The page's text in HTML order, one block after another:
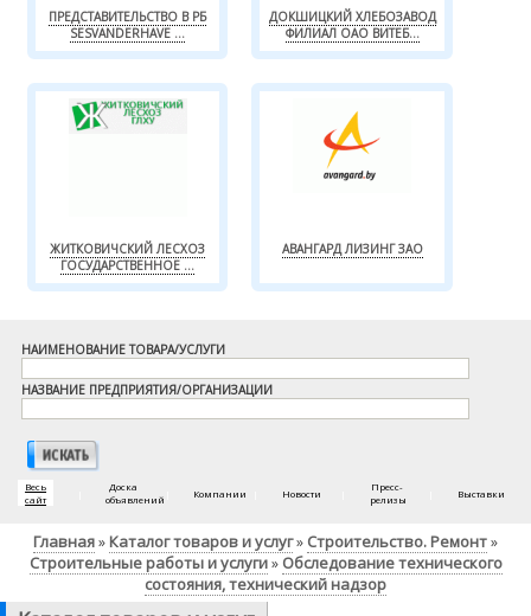
ПРЕДСТАВИТЕЛЬСТВО В РБ
SESVANDERHAVE ...
ДОКШИЦКИЙ ХЛЕБОЗАВОД
ФИЛИАЛ ОАО ВИТЕБ...
ЖИТКОВИЧСКИЙ ЛЕСХОЗ
ГОСУДАРСТВЕННОЕ ...
АВАНГАРД ЛИЗИНГ ЗАО
НАИМЕНОВАНИЕ ТОВАРА/УСЛУГИ
НАЗВАНИЕ ПРЕДПРИЯТИЯ/ОРГАНИЗАЦИИ
Весь
сайт
Доска
объявлений
Компании Новости
Пресс-
релизы
Выставки
Главная» Каталог товаров и услуг» Строительство. Ремонт»
Строительные работы и услуги» Обследование технического
состояния, технический надзор